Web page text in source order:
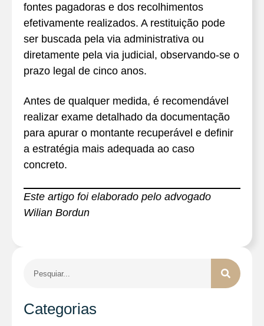
fontes pagadoras e dos recolhimentos
efetivamente realizados. A restituição pode
ser buscada pela via administrativa ou
diretamente pela via judicial, observando-se o
prazo legal de cinco anos.
Antes de qualquer medida, é recomendável
realizar exame detalhado da documentação
para apurar o montante recuperável e definir
a estratégia mais adequada ao caso
concreto.
Este artigo foi elaborado pelo advogado
Wilian Bordun
Categorias